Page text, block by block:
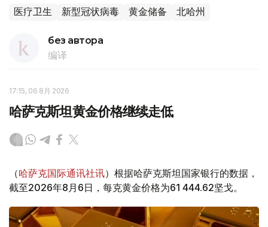
医疗卫生 新型冠状病毒 黄金储备 北哈州
без автора
编译
17:15, 06 8月 2026
哈萨克斯坦黄金价格继续走低
（哈萨克国际通讯社讯）根据哈萨克斯坦国家银行的数据，
截至2026年8月6日，每克黄金价格为61 444.62坚戈。